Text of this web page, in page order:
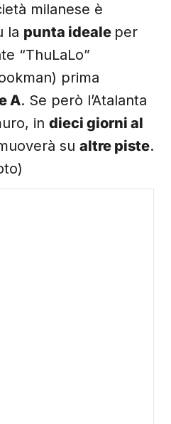
milanese è
la punta ideale per
“ThuLaLo”
prima
A. Se però l’Atalanta
in dieci giorni al
su altre piste.